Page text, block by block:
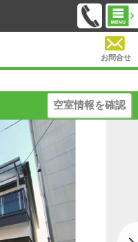
お問合せ
空室情報を確認